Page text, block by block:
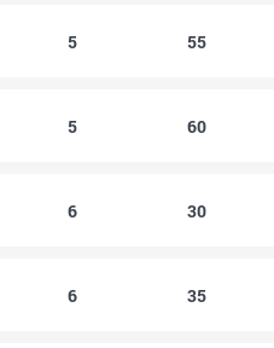
5 55
5 60
6 30
6 35